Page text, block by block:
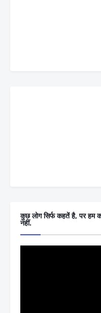
कुछ लोग सिर्फ कहतें है, पर हम
नहीं.